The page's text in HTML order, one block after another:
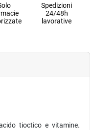
Spedizioni
24/48h
lavorative
tioctico e vitamine.